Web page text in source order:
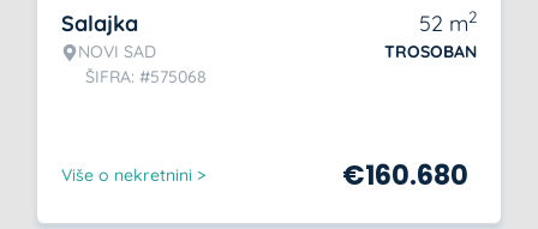
Salajka
NOVI SAD
ŠIFRA: #575068
52 m2
TROSOBAN
Više o nekretnini > €160.680